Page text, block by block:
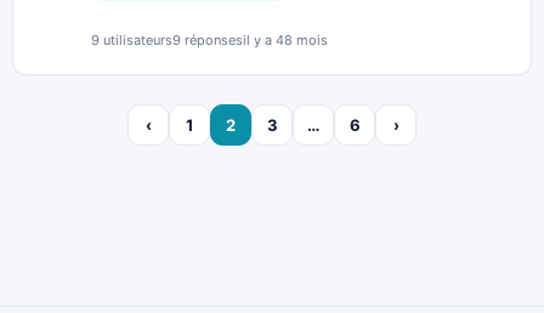
9 utilisateurs9 réponsesil y a 48 mois
‹ 1 2 3 … 6 ›